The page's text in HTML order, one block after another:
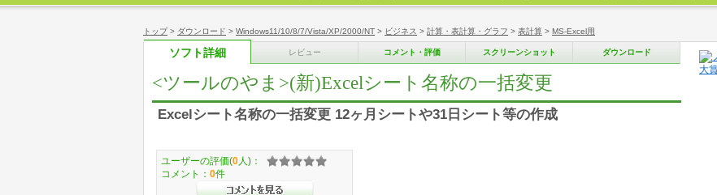
トップ> ダウンロード > Windows11/10/8/7/Vista/XP/2000/NT > ビジネス > 計算・表計算・グラフ > 表計算 > MS-Excel用
ソフト詳細 レビュー コメント・評価 スクリーンショット ダウンロード
<ツールのやま>(新)Excelシート名称の一括変更
Excelシート名称の一括変更 12ヶ月シートや31日シート等の作成
ユーザーの評価(0 人)：
コメント： 0件